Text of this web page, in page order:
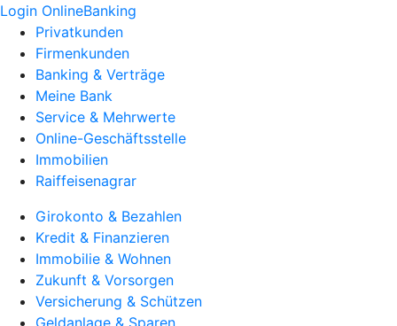
Login OnlineBanking
Privatkunden
Firmenkunden
Banking & Verträge
Meine Bank
Service & Mehrwerte
Online-Geschäftsstelle
Immobilien
Raiffeisenagrar
Girokonto & Bezahlen
Kredit & Finanzieren
Immobilie & Wohnen
Zukunft & Vorsorgen
Versicherung & Schützen
Geldanlage & Sparen